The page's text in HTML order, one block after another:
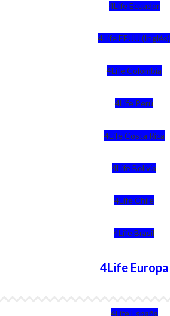
4Life Ecuador
4Life EEUU (Inglés)
4Life Colombia
4Life Perú
4Life Costa Rica
4Life Bolivia
4Life Chile
4Life Brasil
4Life Europa
4Life España